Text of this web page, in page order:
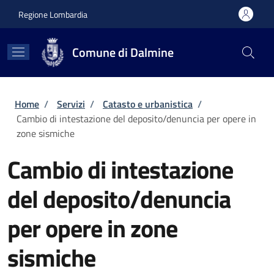
Regione Lombardia
Comune di Dalmine
Briciole di pane
Home / Servizi / Catasto e urbanistica /
Cambio di intestazione del deposito/denuncia per opere in
zone sismiche
Cambio di intestazione
del deposito/denuncia
per opere in zone
sismiche